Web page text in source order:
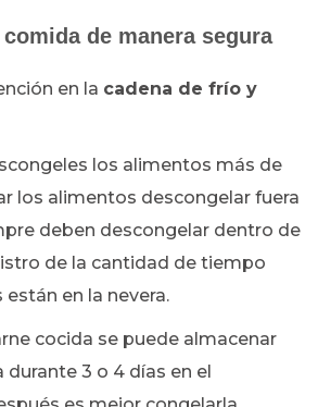
de manera segura
en la cadena de frío y
los alimentos más de
los alimentos descongelar fuera
deben descongelar dentro de
de la cantidad de tiempo
en la nevera.
cocida se puede almacenar
durante 3 o 4 días en el